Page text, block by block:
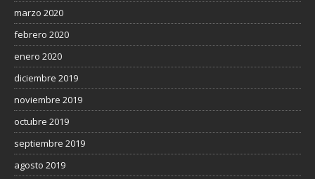
marzo 2020
febrero 2020
enero 2020
diciembre 2019
noviembre 2019
octubre 2019
septiembre 2019
agosto 2019